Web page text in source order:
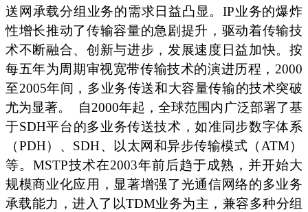
送网承载分组业务的需求日益凸显。IP业务的爆炸
性增长推动了传输容量的急剧提升，驱动着传输技
术不断融合、创新与进步，发展速度日益加快。按
每五年为周期审视宽带传输技术的演进历程，2000
至2005年间，多业务传送和大容量传输的技术突破
尤为显著。
自2000年起，全球范围内广泛部署了基
于SDH平台的多业务传送技术，如准同步数字体系
（PDH）、SDH、以太网和异步传输模式（ATM）
等。MSTP技术在2003年前后趋于成熟，并开始大
规模商业化应用，显著增强了光通信网络的多业务
承载能力，进入了以TDM业务为主，兼容多种分组